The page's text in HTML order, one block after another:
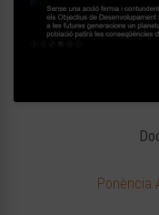
Ponència